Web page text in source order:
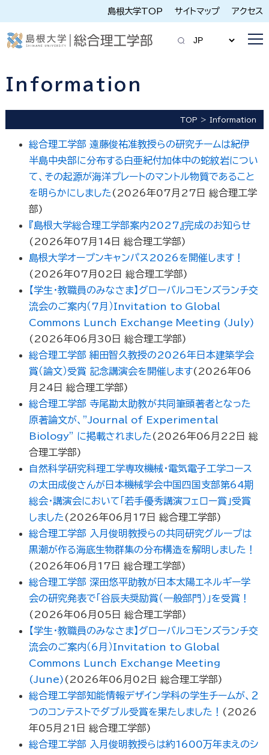
島根大学TOP サイトマップ アクセス
Information
TOP Information
総合理工学部 遠藤俊祐准教授らの研究チームは紀伊
半島中央部に分布する白亜紀付加体中の蛇紋岩につい
て、その起源が海洋プレートのマントル物質であること
を明らかにしました ( 2026年07月27日 総合理工学
部)
『島根大学総合理工学部案内2027』完成のお知らせ
( 2026年07月14日 総合理工学部)
島根大学オープンキャンパス2026を開催します！
( 2026年07月02日 総合理工学部)
【学生・教職員のみなさま】グローバルコモンズランチ交
流会のご案内（7月）Invitation to Global
Commons Lunch Exchange Meeting (July)
( 2026年06月30日 総合理工学部)
総合理工学部 細田智久教授の2026年日本建築学会
賞（論文）受賞 記念講演会を開催します( 2026年06
月24日 総合理工学部)
総合理工学部 寺尾勘太助教が共同筆頭著者となった
原著論文が、”Journal of Experimental
Biology” に掲載されました ( 2026年06月22日 総
合理工学部)
自然科学研究科理工学専攻機械・電気電子工学コース
の太田成俊さんが日本機械学会中国四国支部第64期
総会・講演会において「若手優秀講演フェロー賞」受賞
しました ( 2026年06月17日 総合理工学部)
総合理工学部 入月俊明教授らの共同研究グループは
黒潮が作る海底生物群集の分布構造を解明しました！
( 2026年06月17日 総合理工学部)
総合理工学部 深田悠平助教が日本太陽エネルギー学
会の研究発表で「谷辰夫奨励賞（一般部門）」を受賞！
( 2026年06月05日 総合理工学部)
【学生・教職員のみなさま】グローバルコモンズランチ交
流会のご案内（6月）Invitation to Global
Commons Lunch Exchange Meeting
(June) ( 2026年06月02日 総合理工学部)
総合理工学部知能情報デザイン学科の学生チームが、２
つのコンテストでダブル受賞を果たしました！ ( 2026
年05月21日 総合理工学部)
総合理工学部 入月俊明教授らは約1600万年まえのシ